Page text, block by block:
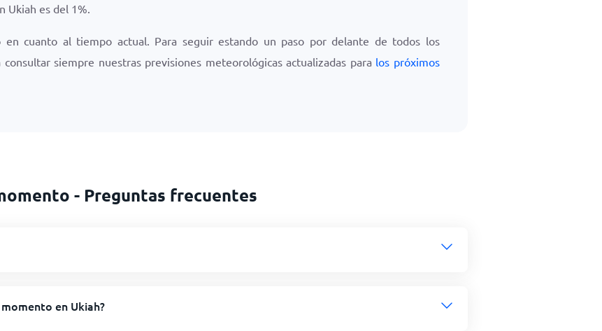
Ukiah es del 1 %.
cuanto al tiempo actual. Para seguir estando un paso por delante de todos los
siempre nuestras previsiones meteorológicas actualizadas para los próximos
- Preguntas frecuentes
en Ukiah?